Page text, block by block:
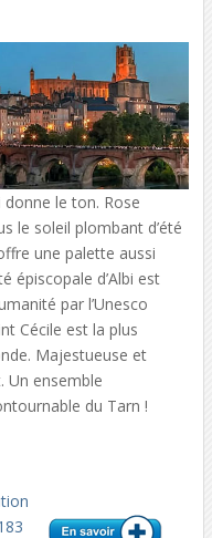
donne le ton. Rose
le soleil plombant d’été
une palette aussi
épiscopale d’Albi est
par l’Unesco
Cécile est la plus
Majestueuse et
Un ensemble
du Tarn !